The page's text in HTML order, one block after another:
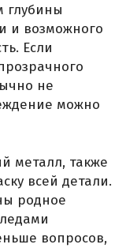
глубины
и возможного
Если
не
можно
металл, также
всей детали.
родное
вопросов,